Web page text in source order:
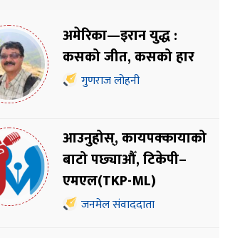
अमेरिका—इरान युद्ध :
कसको जीत, कसको हार
गुणराज लोहनी
आउनुहोस्, कायपक्कायाको
बाटो पछ्याऔँ, टिकेपी–
एमएल(TKP-ML)
जनमेल संवाददाता